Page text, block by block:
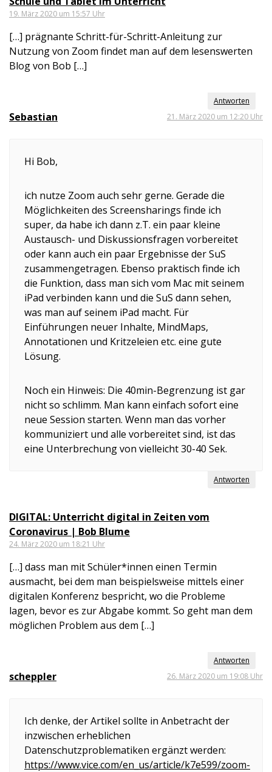
19. März 2020 um 15:57 Uhr
[…] prägnante Schritt-für-Schritt-Anleitung zur
Nutzung von Zoom findet man auf dem lesenswerten
Blog von Bob […]
Antworten
Sebastian 21. März 2020 um 12:20 Uhr
Hi Bob,
ich nutze Zoom auch sehr gerne. Gerade die
Möglichkeiten des Screensharings finde ich
super, da habe ich dann z.T. ein paar kleine
Austausch- und Diskussionsfragen vorbereitet
oder kann auch ein paar Ergebnisse der SuS
zusammengetragen. Ebenso praktisch finde ich
die Funktion, dass man sich vom Mac mit seinem
iPad verbinden kann und die SuS dann sehen,
was man auf seinem iPad macht. Für
Einführungen neuer Inhalte, MindMaps,
Annotationen und Kritzeleien etc. eine gute
Lösung.
Noch ein Hinweis: Die 40min-Begrenzung ist gar
nicht so schlimm. Man kann einfach sofort eine
neue Session starten. Wenn man das vorher
kommuniziert und alle vorbereitet sind, ist das
eine Unterbrechung von vielleicht 30-40 Sek.
Antworten
DIGITAL: Unterricht digital in Zeiten vom
Coronavirus | Bob Blume
24. März 2020 um 18:21 Uhr
[…] dass man mit Schüler*innen einen Termin
ausmacht, bei dem man beispielsweise mittels einer
digitalen Konferenz bespricht, wo die Probleme
lagen, bevor es zur Abgabe kommt. So geht man dem
möglichen Problem aus dem […]
Antworten
scheppler 26. März 2020 um 19:08 Uhr
Ich denke, der Artikel sollte in Anbetracht der
inzwischen erheblichen
Datenschutzproblematiken ergänzt werden:
https://www.vice.com/en_us/article/k7e599/zoom-